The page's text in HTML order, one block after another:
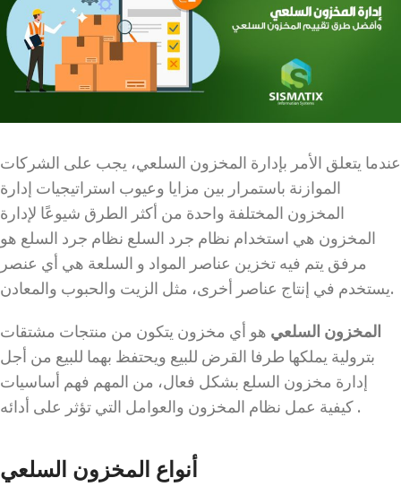
عندما يتعلق الأمر بإدارة المخزون السلعي، يجب على الشركات
الموازنة باستمرار بين مزايا وعيوب استراتيجيات إدارة
المخزون المختلفة واحدة من أكثر الطرق شيوعًا لإدارة
المخزون هي استخدام نظام جرد السلع نظام جرد السلع هو
مرفق يتم فيه تخزين عناصر المواد و السلعة هي أي عنصر
يستخدم في إنتاج عناصر أخرى، مثل الزيت والحبوب والمعادن.
المخزون السلعي هو أي مخزون يتكون من منتجات مشتقات
بترولية يملكها طرفا القرض للبيع ويحتفظ بهما للبيع من أجل
إدارة مخزون السلع بشكل فعال، من المهم فهم أساسيات
كيفية عمل نظام المخزون والعوامل التي تؤثر على أدائه .
أنواع المخزون السلعي